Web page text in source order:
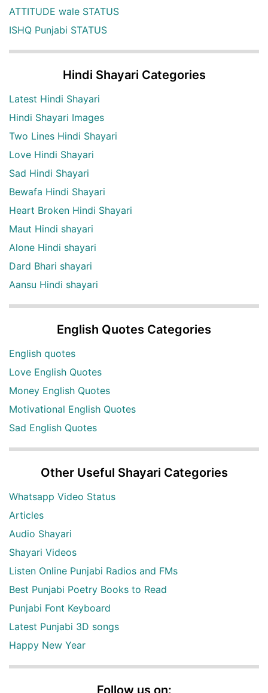
ATTITUDE wale STATUS
ISHQ Punjabi STATUS
Hindi Shayari Categories
Latest Hindi Shayari
Hindi Shayari Images
Two Lines Hindi Shayari
Love Hindi Shayari
Sad Hindi Shayari
Bewafa Hindi Shayari
Heart Broken Hindi Shayari
Maut Hindi shayari
Alone Hindi shayari
Dard Bhari shayari
Aansu Hindi shayari
English Quotes Categories
English quotes
Love English Quotes
Money English Quotes
Motivational English Quotes
Sad English Quotes
Other Useful Shayari Categories
Whatsapp Video Status
Articles
Audio Shayari
Shayari Videos
Listen Online Punjabi Radios and FMs
Best Punjabi Poetry Books to Read
Punjabi Font Keyboard
Latest Punjabi 3D songs
Happy New Year
Follow us on: